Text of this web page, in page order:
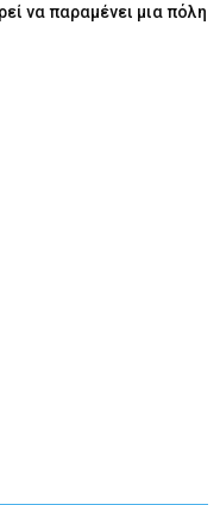
να παραμένει μια πόλη